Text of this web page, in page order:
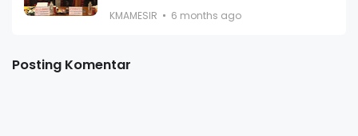
KMAMESIR 6 months ago
Posting Komentar